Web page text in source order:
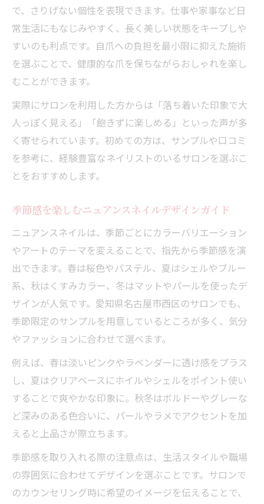
で、さりげない個性を表現できます。仕事や家事など日
常生活にもなじみやすく、長く美しい状態をキープしや
すいのも利点です。自爪への負担を最小限に抑えた施術
を選ぶことで、健康的な爪を保ちながらおしゃれを楽し
むことができます。
実際にサロンを利用した方からは「落ち着いた印象で大
人っぽく見える」「飽きずに楽しめる」といった声が多
く寄せられています。初めての方は、サンプルや口コミ
を参考に、経験豊富なネイリストのいるサロンを選ぶこ
とをおすすめします。
季節感を楽しむニュアンスネイルデザインガイド
ニュアンスネイルは、季節ごとにカラーバリエーション
やアートのテーマを変えることで、指先から季節感を演
出できます。春は桜色やパステル、夏はシェルやブルー
系、秋はくすみカラー、冬はマットやパールを使ったデ
ザインが人気です。愛知県名古屋市西区のサロンでも、
季節限定のサンプルを用意しているところが多く、気分
やファッションに合わせて選べます。
例えば、春は淡いピンクやラベンダーに透け感をプラス
し、夏はクリアベースにホイルやシェルをポイント使い
することで爽やかな印象に。秋冬はボルドーやグレーな
ど深みのある色合いに、パールやラメでアクセントを加
えると上品さが際立ちます。
季節感を取り入れる際の注意点は、生活スタイルや職場
の雰囲気に合わせてデザインを選ぶことです。サロンで
のカウンセリング時に希望のイメージを伝えることで、